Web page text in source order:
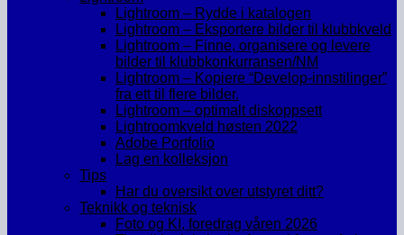
Lightroom – Rydde i katalogen
Lightroom – Eksportere bilder til klubbkveld
Lightroom – Finne, organisere og levere
bilder til klubbkonkurransen/NM
Lightroom – Kopiere “Develop-innstilinger”
fra ett til flere bilder.
Lightroom – optimalt diskoppsett
Lightroomkveld høsten 2022
Adobe Portfolio
Lag en kolleksjon
Tips
Har du oversikt over utstyret ditt?
Teknikk og teknisk
Foto og KI, foredrag våren 2026